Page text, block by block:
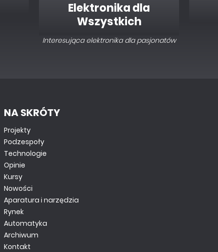
Elektronika dla
Wszystkich
Interesująca elektronika dla pasjonatów
NA SKRÓTY
Projekty
Podzespoły
Technologie
Opinie
Kursy
Nowości
Aparatura i narzędzia
Rynek
Automatyka
Archiwum
Kontakt